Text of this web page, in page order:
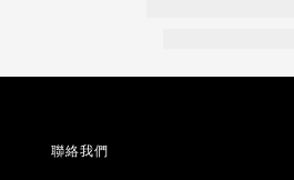
聯絡我們